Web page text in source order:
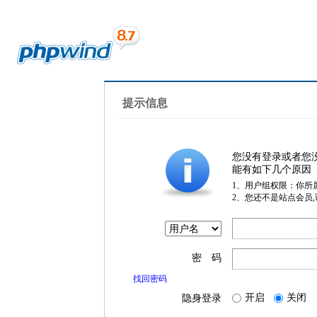
提示信息
您没有登录或者您
能有如下几个原因
1、用户组权限：你所
2、您还不是站点会员
密 码
找回密码
隐身登录 开启 关闭